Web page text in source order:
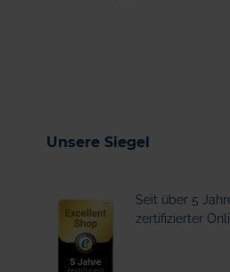
Unsere Siegel
Seit über 5
zertifizierter